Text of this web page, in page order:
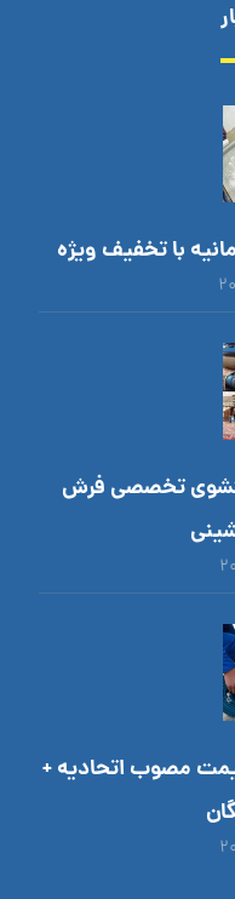
با تخفیف ویژه
تخصصی فرش
مصوب اتحادیه +